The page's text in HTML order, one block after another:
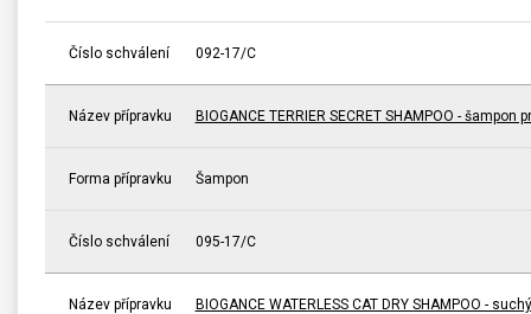
Číslo schválení 092-17/C
Název přípravku BIOGANCE TERRIER SECRET SHAMPOO - šampon
Forma přípravku Šampon
Číslo schválení 095-17/C
Název přípravku BIOGANCE WATERLESS CAT DRY SHAMPOO -